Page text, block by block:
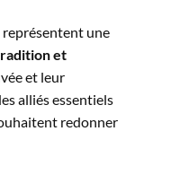
représentent une
et
et leur
alliés essentiels
redonner